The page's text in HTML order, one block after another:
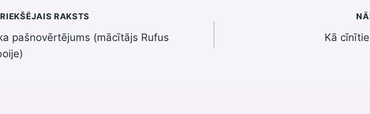
RAKSTS
pašnovērtējums (mācītājs Rufus
Kā